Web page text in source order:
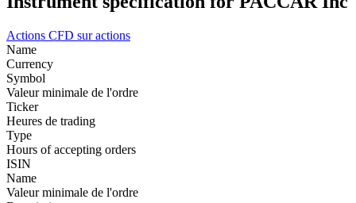
Actions CFD sur actions
Name
Currency
Symbol
Valeur minimale de l'ordre
Ticker
Heures de trading
Type
Hours of accepting orders
ISIN
Name
Valeur minimale de l'ordre